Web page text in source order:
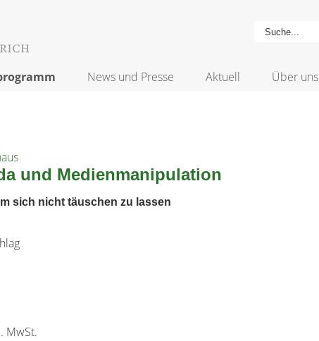
News und Presse Aktuell Über uns
und Medienmanipulation
sich nicht täuschen zu lassen
MwSt.